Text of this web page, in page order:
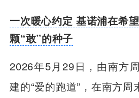
一次暖心约定 基诺浦在希
颗“敢”的种子
2026年5月29日，由南方
建的“爱的跑道”，在南方周